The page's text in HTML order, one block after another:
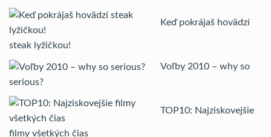
Keď pokrájaš hovädzí
steak lyžičkou!
Voľby 2010 – why so
serious?
TOP10: Najziskovejšie
filmy všetkých čias